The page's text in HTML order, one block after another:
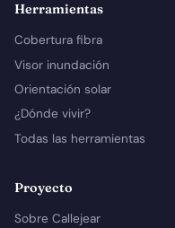
Herramientas
Cobertura fibra
Visor inundación
Orientación solar
¿Dónde vivir?
Todas las herramientas
Proyecto
Sobre Callejear